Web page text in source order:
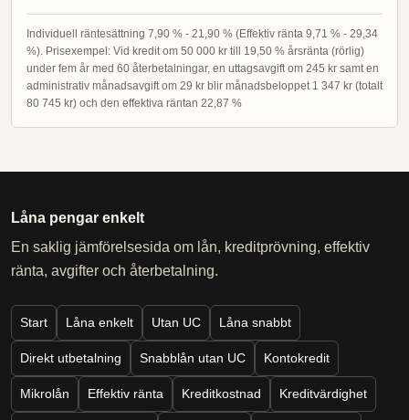
Individuell räntesättning 7,90 % - 21,90 % (Effektiv ränta 9,71 % - 29,34
%). Prisexempel: Vid kredit om 50 000 kr till 19,50 % årsränta (rörlig)
under fem år med 60 återbetalningar, en uttagsavgift om 245 kr samt en
administrativ månadsavgift om 29 kr blir månadsbeloppet 1 347 kr (totalt
80 745 kr) och den effektiva räntan 22,87 %
Låna pengar enkelt
En saklig jämförelsesida om lån, kreditprövning, effektiv
ränta, avgifter och återbetalning.
Start Låna enkelt Utan UC Låna snabbt
Direkt utbetalning Snabblån utan UC Kontokredit
Mikrolån Effektiv ränta Kreditkostnad Kreditvärdighet